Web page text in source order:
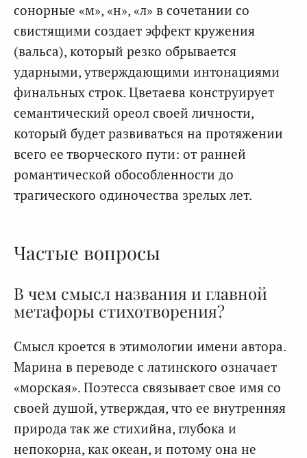
сонорные «м», «н», «л» в сочетании со
свистящими создает эффект кружения
(вальса), который резко обрывается
ударными, утверждающими интонациями
финальных строк. Цветаева конструирует
семантический ореол своей личности,
который будет развиваться на протяжении
всего ее творческого пути: от ранней
романтической обособленности до
трагического одиночества зрелых лет.
Частые вопросы
В чем смысл названия и главной
метафоры стихотворения?
Смысл кроется в этимологии имени автора.
Марина в переводе с латинского означает
«морская». Поэтесса связывает свое имя со
своей душой, утверждая, что ее внутренняя
природа так же стихийна, глубока и
непокорна, как океан, и потому она не